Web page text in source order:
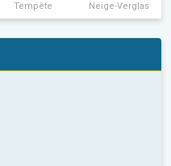
Tempête Neige-Verglas